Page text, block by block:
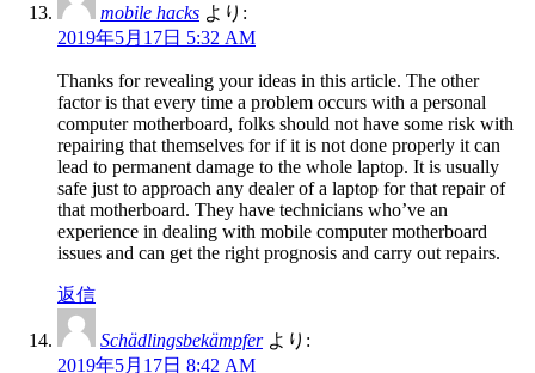
mobile hacks より:
2019年5月17日 5:32 AM
Thanks for revealing your ideas in this article. The other
factor is that every time a problem occurs with a personal
computer motherboard, folks should not have some risk with
repairing that themselves for if it is not done properly it can
lead to permanent damage to the whole laptop. It is usually
safe just to approach any dealer of a laptop for that repair of
that motherboard. They have technicians who’ve an
experience in dealing with mobile computer motherboard
issues and can get the right prognosis and carry out repairs.
返信
Schädlingsbekämpfer より:
2019年5月17日 8:42 AM